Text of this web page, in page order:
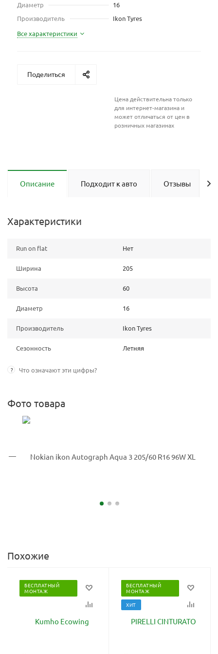
Диаметр
16
Производитель
Ikon Tyres
Все характеристики
Поделиться
Цена действительна только
для интернет-магазина и
может отличаться от цен в
розничных магазинах
Описание Подходит к авто Отзывы
Характеристики
Run on flat Нет
Ширина 205
Высота 60
Диаметр 16
Производитель Ikon Tyres
Сезонность Летняя
? Что означают эти цифры?
Фото товара
Похожие
БЕСПЛАТНЫЙ
МОНТАЖ
БЕСПЛАТНЫЙ
МОНТАЖ
ХИТ